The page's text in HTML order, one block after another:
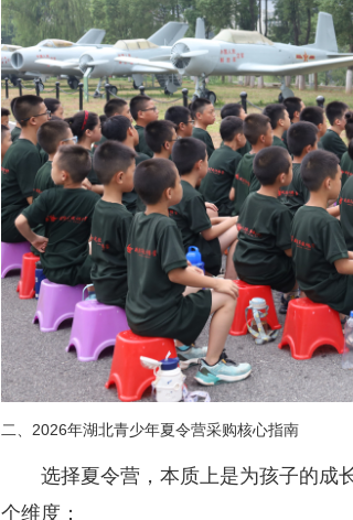
二、2026年湖北青少年夏令营采购核心指南
选择夏令营，本质上是为孩子的成
个维度：